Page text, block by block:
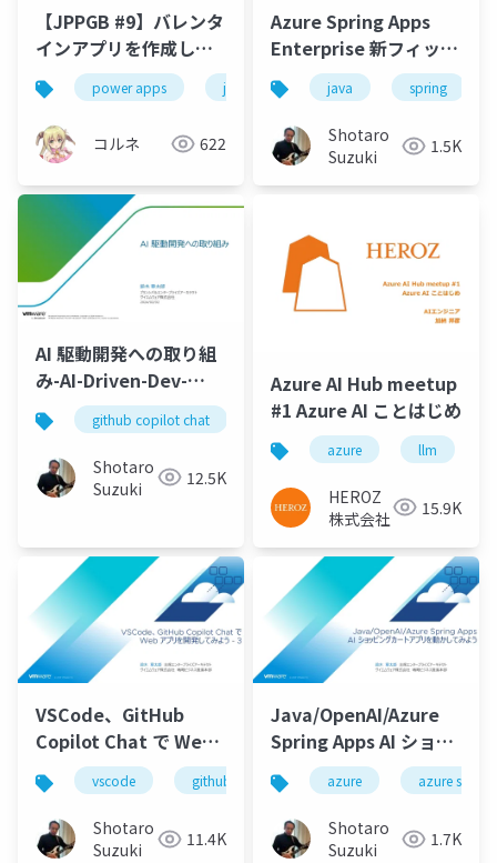
【JPPGB #9】バレンタ
インアプリを作成して
みた
power apps jppgb
コルネ 622
Azure Spring Apps
Enterprise 新フィット
ネスアプリのご紹介 -
Azure OpenAI Service
による AI アシスタント
追加他 -
java spring
Shotaro
Suzuki
1.5K
AI 駆動開発への取り組
み-AI-Driven-Dev-
20240202github copilot chat vs code gen ai
Shotaro
Suzuki
12.5K
Azure AI Hub meetup
#1 Azure AI ことはじめ
azure llm
HEROZ
株式会社
15.9K
VSCode、GitHub
Copilot Chat で Web
アプリを開発してみよ
う - 3
vscode github github copilot github
Shotaro
Suzuki
11.4K
Java/OpenAI/Azure
Spring Apps AI ショッ
ピングカートアプリを
動かしてみよう
azure azure
Shotaro
Suzuki
1.7K